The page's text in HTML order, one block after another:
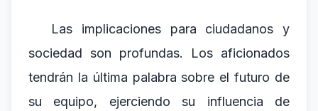
Las implicaciones para ciudadanos y
sociedad son profundas. Los aficionados
tendrán la última palabra sobre el futuro de
su equipo, ejerciendo su influencia de